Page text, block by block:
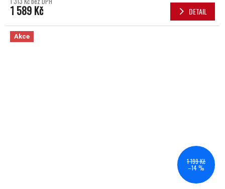
1 589 Kč DETAIL
Akce
1 199 Kč
–14 %